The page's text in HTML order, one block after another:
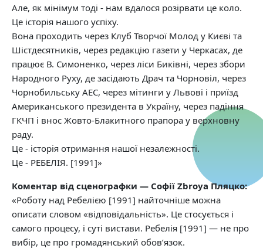
Але, як мінімум тоді - нам вдалося розірвати це коло.
Це історія нашого успіху.
Вона проходить через Клуб Творчої Молод у Києві та
Шістдесятників, через редакцію газети у Черкасах, де
працює В. Симоненко, через ліси Биківні, через збори
Народного Руху, де засідають Драч та Чорновіл, через
Чорнобильську АЕС, через мітинги у Львові і приїзд
Американського президента в Україну, через падіння
ГКЧП і внос Жовто-Блакитного прапора у верхновну
раду.
Це - історія отримання нашої незалежності.
Це - РЕБЕЛІЯ. [1991]»
Коментар від сценографки — Софії Zbroya Пляцко:
«Роботу над Ребелією [1991] найточніше можна
описати словом «відповідальність». Це стосується і
самого процесу, і суті вистави. Ребелія [1991] — не про
вибір, це про громадянський обовʼязок.